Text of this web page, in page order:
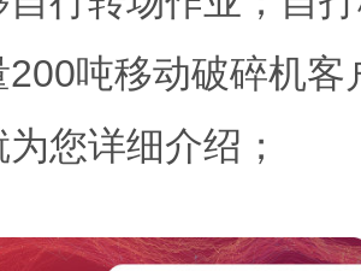
吨移动破碎机客
您详细介绍；